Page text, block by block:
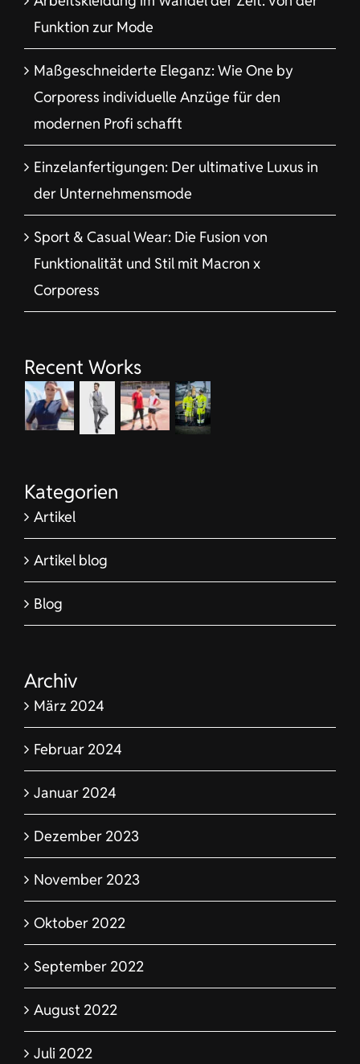
Funktion zur Mode
Maßgeschneiderte Eleganz: Wie One by
Corporess individuelle Anzüge für den
modernen Profi schafft
Einzelanfertigungen: Der ultimative Luxus in
der Unternehmensmode
Sport & Casual Wear: Die Fusion von
Funktionalität und Stil mit Macron x
Corporess
Recent Works
Kategorien
Artikel
Artikel blog
Blog
Archiv
März 2024
Februar 2024
Januar 2024
Dezember 2023
November 2023
Oktober 2022
September 2022
August 2022
Juli 2022